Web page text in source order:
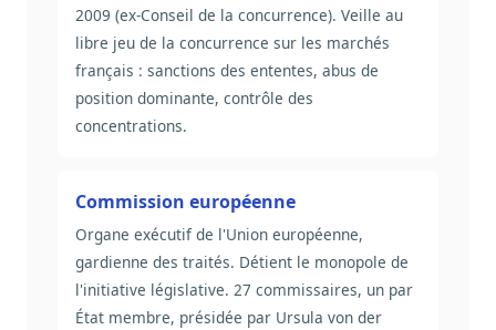
2009 (ex-Conseil de la concurrence). Veille au
libre jeu de la concurrence sur les marchés
français : sanctions des ententes, abus de
position dominante, contrôle des
concentrations.
Commission européenne
Organe exécutif de l'Union européenne,
gardienne des traités. Détient le monopole de
l'initiative législative. 27 commissaires, un par
État membre, présidée par Ursula von der